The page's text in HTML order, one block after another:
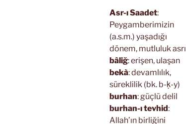
Asr-ı Saadet:
Peygamberimizin
(a.s.m.) yaşadığı
dönem, mutluluk asrı
bâliğ: erişen, ulaşan
bekà: devamlılık,
süreklilik (bk. b-ḳ-y)
burhan: güçlü delil
burhan-ı tevhid:
Allah’ın birliğini